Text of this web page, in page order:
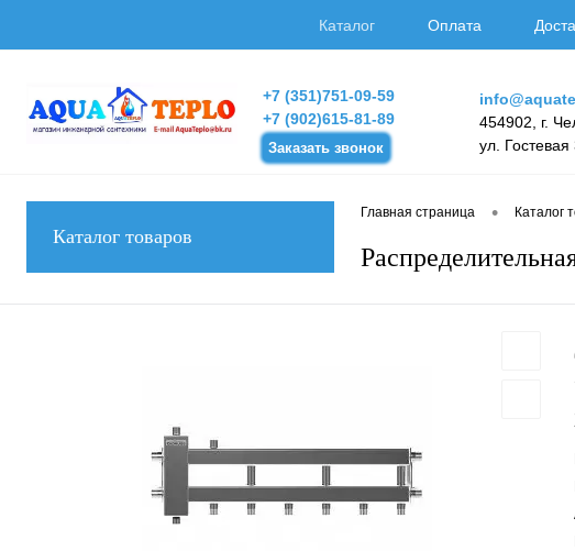
Каталог Оплата
+7 (351)751-09-59
+7 (902)615-81-89
Заказать звонок
454902, г.
ул.
Каталог товаров
Главная страница • Каталог